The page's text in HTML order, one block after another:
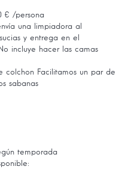
€ /persona
una limpiadora al
y entrega en el
incluye hacer las camas
colchon Facilitamos un par de
sabanas
temporada